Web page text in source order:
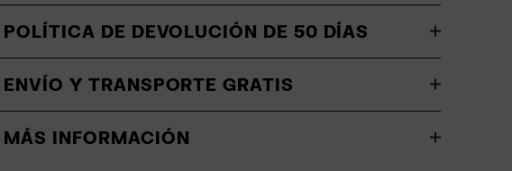
POLÍTICA DE DEVOLUCIÓN DE 50 DÍAS
ENVÍO Y TRANSPORTE GRATIS
MÁS INFORMACIÓN